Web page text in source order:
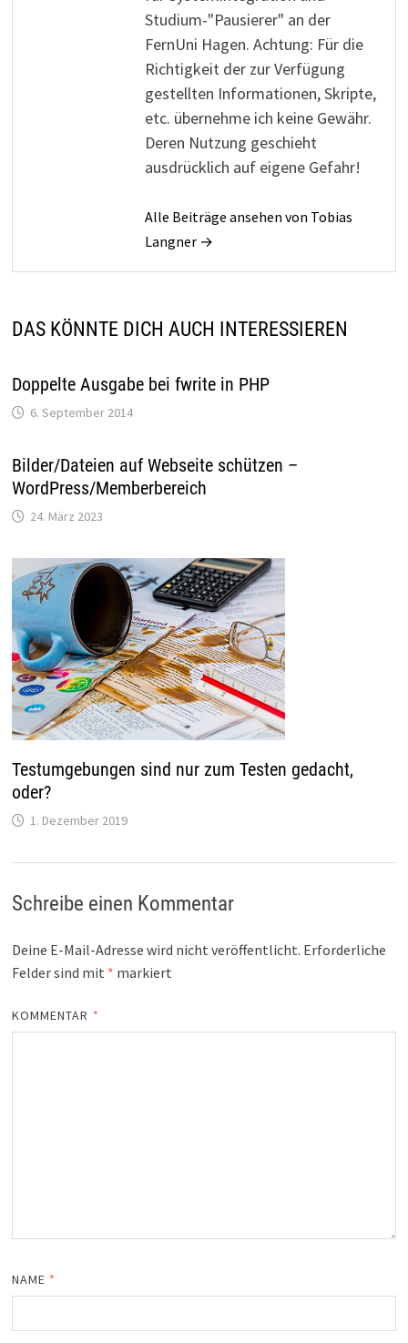
Studium-"Pausierer" an der
FernUni Hagen. Achtung: Für die
Richtigkeit der zur Verfügung
gestellten Informationen, Skripte,
etc. übernehme ich keine Gewähr.
Deren Nutzung geschieht
ausdrücklich auf eigene Gefahr!
Alle Beiträge ansehen von Tobias
Langner →
DAS KÖNNTE DICH AUCH INTERESSIEREN
Doppelte Ausgabe bei fwrite in PHP
6. September 2014
Bilder/Dateien auf Webseite schützen –
WordPress/Memberbereich
24. März 2023
Testumgebungen sind nur zum Testen gedacht,
oder?
1. Dezember 2019
Schreibe einen Kommentar
Deine E-Mail-Adresse wird nicht veröffentlicht. Erforderliche
Felder sind mit * markiert
KOMMENTAR *
NAME *